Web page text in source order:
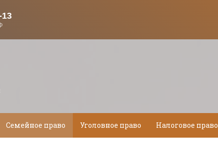
Семейное право Уголовное право Налоговое право